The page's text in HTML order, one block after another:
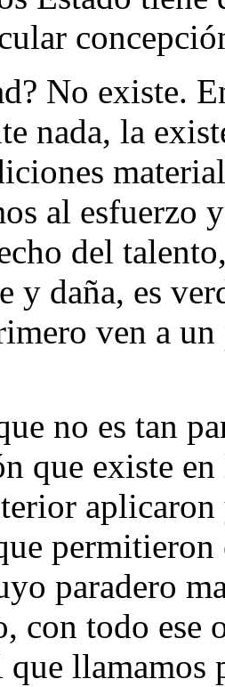
No existe.
nada, la
al esfuerzo
del
y daña, es
ven a
no es tan
que existe
paradero
con todo ese
que llamamos